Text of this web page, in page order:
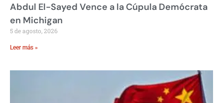
Abdul El-Sayed Vence a la Cúpula Demócrata
en Michigan
5 de agosto, 2026
Leer más »